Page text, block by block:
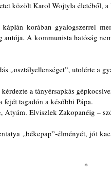
közölt Karol Wojtyla életéből,
korában gyalogszerrel
autója. A kommunista hatóság
„osztályellenséget”, utolérte a
a tányérsapkás
tagadón a későbbi Pápa.
Elviszlek Zakopanéig ‒
„békepap”-élményét, jót
*